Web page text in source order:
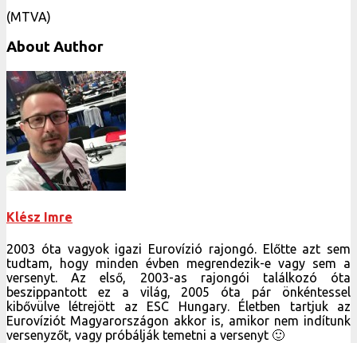
(MTVA)
About Author
Klész Imre
2003 óta vagyok igazi Eurovízió rajongó. Előtte azt sem
tudtam, hogy minden évben megrendezik-e vagy sem a
versenyt. Az első, 2003-as rajongói találkozó óta
beszippantott ez a világ, 2005 óta pár önkéntessel
kibővülve létrejött az ESC Hungary. Életben tartjuk az
Eurovíziót Magyarországon akkor is, amikor nem indítunk
versenyzőt, vagy próbálják temetni a versenyt 🙂